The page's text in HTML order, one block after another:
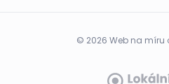
© 2026 Web na míru